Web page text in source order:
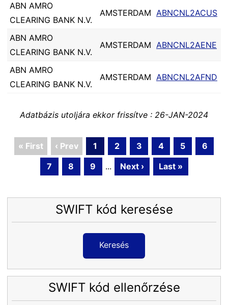
ABN AMRO
CLEARING BANK N.V.
AMSTERDAM ABNCNL2ACUS
ABN AMRO
CLEARING BANK N.V.
AMSTERDAM ABNCNL2AENE
ABN AMRO
CLEARING BANK N.V.
AMSTERDAM ABNCNL2AFND
Adatbázis utoljára ekkor frissítve : 26-JAN-2024
« First ‹ Prev 1 2 3 4 5
6
7
8 9 ... Next › Last »
SWIFT kód keresése
Keresés
SWIFT kód ellenőrzése